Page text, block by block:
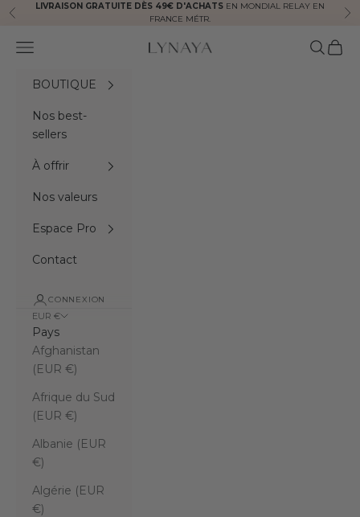
Passer au contenu
Précédent
LIVRAISON GRATUITE DÈS 49€ D'ACHATS EN MONDIAL RELAY EN
FRANCE MÉTR.
Lynaya naturals
Menu
BOUTIQUE
Nos best-
sellers
À offrir
Nos valeurs
Espace Pro
Contact
CONNEXION
EUR €
Pays
Afghanistan
(EUR €)
Afrique du Sud
(EUR €)
Albanie (EUR
€)
Algérie (EUR
€)